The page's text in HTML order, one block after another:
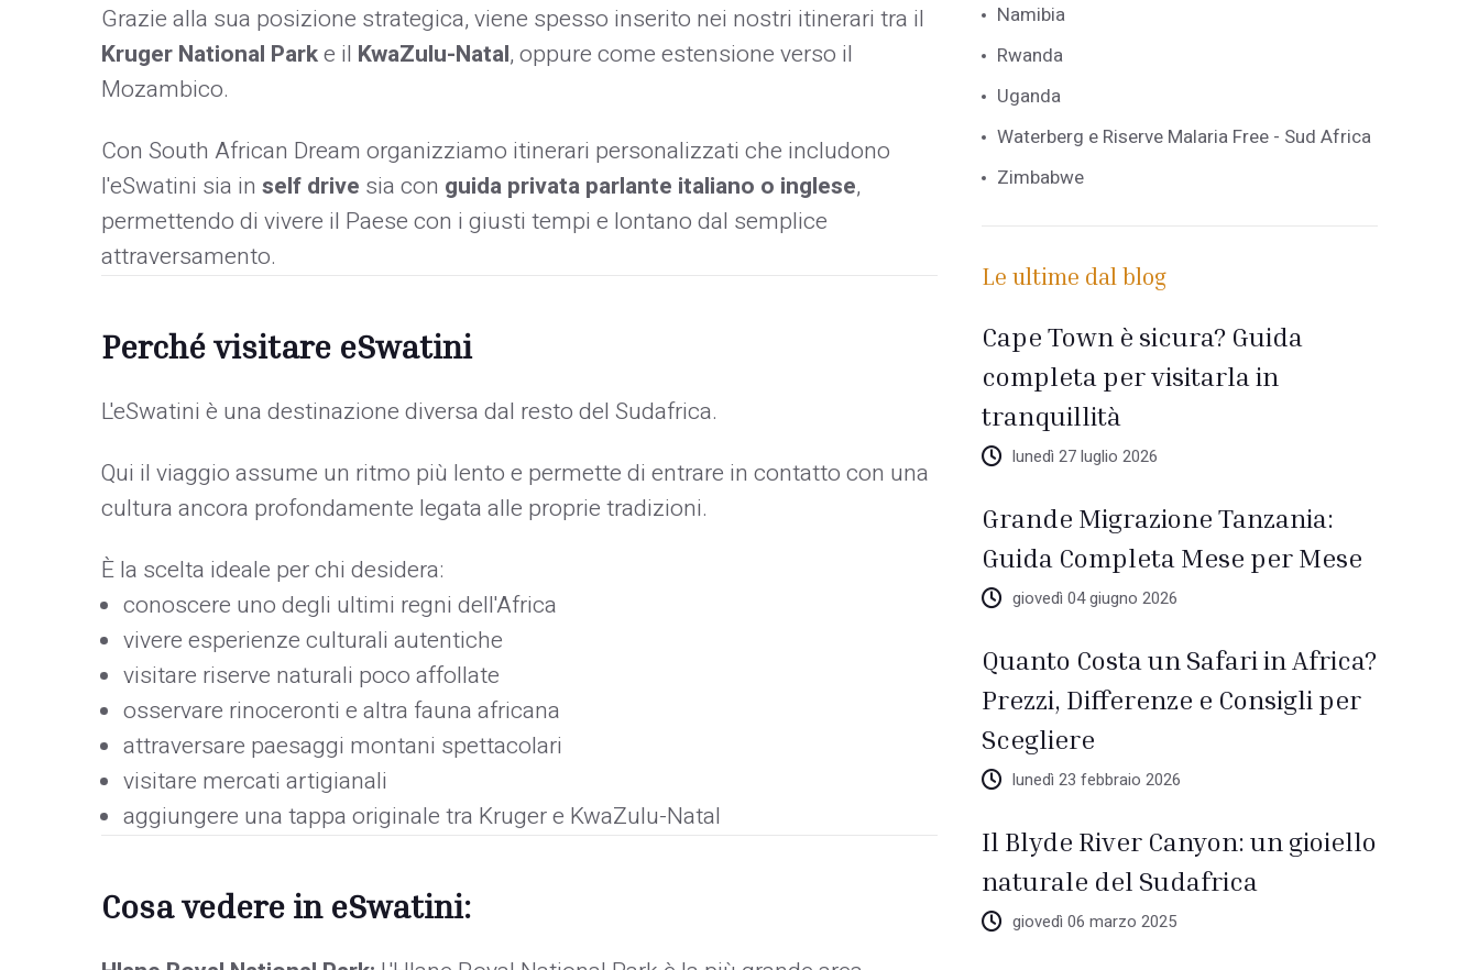
Grazie alla sua posizione strategica, viene spesso inserito nei nostri itinerari tra il
Kruger National Parke il KwaZulu-Natal, oppure come estensione verso il
Mozambico.
Con South African Dream organizziamo itinerari personalizzati che includono
l'eSwatini sia in self drive sia con guida privata parlante italiano o inglese,
permettendo di vivere il Paese con i giusti tempi e lontano dal semplice
attraversamento.
Perché visitare eSwatini
L'eSwatini è una destinazione diversa dal resto del Sudafrica.
Qui il viaggio assume un ritmo più lento e permette di entrare in contatto con una
cultura ancora profondamente legata alle proprie tradizioni.
È la scelta ideale per chi desidera:
conoscere uno degli ultimi regni dell'Africa
vivere esperienze culturali autentiche
visitare riserve naturali poco affollate
osservare rinoceronti e altra fauna africana
attraversare paesaggi montani spettacolari
visitare mercati artigianali
aggiungere una tappa originale tra Kruger e KwaZulu-Natal
Cosa vedere in eSwatini:
Namibia
Rwanda
Uganda
Waterberg e Riserve Malaria Free - Sud Africa
Zimbabwe
Le ultime dal blog
Cape Town è sicura? Guida
completa per visitarla in
tranquillità
lunedì 27 luglio 2026
Grande Migrazione Tanzania:
Guida Completa Mese per Mese
giovedì 04 giugno 2026
Quanto Costa un Safari in Africa?
Prezzi, Differenze e Consigli per
Scegliere
lunedì 23 febbraio 2026
Il Blyde River Canyon: un gioiello
naturale del Sudafrica
giovedì 06 marzo 2025